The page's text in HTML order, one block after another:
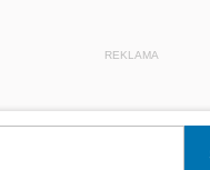
REKLAMA